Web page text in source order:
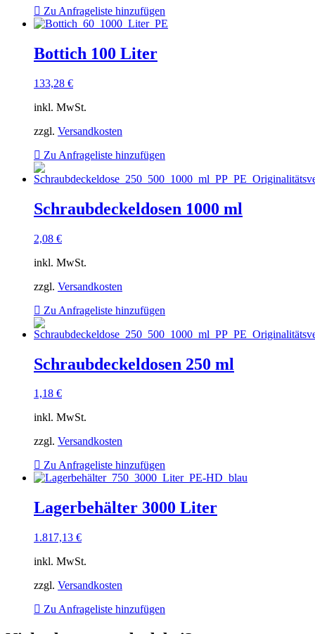
Zu Anfrageliste hinzufügen
Bottich 100 Liter
133,28 €
inkl. MwSt.
zzgl. Versandkosten
Zu Anfrageliste hinzufügen
Schraubdeckeldosen 1000 ml
2,08 €
inkl. MwSt.
zzgl. Versandkosten
Zu Anfrageliste hinzufügen
Schraubdeckeldosen 250 ml
1,18 €
inkl. MwSt.
zzgl. Versandkosten
Zu Anfrageliste hinzufügen
Lagerbehälter 3000 Liter
1.817,13 €
inkl. MwSt.
zzgl. Versandkosten
Zu Anfrageliste hinzufügen